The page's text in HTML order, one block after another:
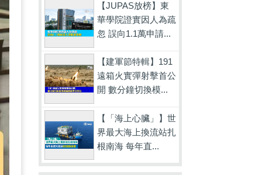
【JUPAS放榜】東
華學院證實因人為疏
忽 誤向1.1萬申請...
【建軍節特輯】191
遠箱火實彈射擊首公
開 數分鐘切換模...
【「海上心臟」】世
界最大海上換流站扎
根南海 每年直...